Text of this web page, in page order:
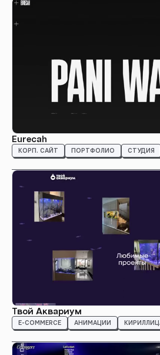
Eurecah
КОРП. САЙТ ПОРТФОЛИО СТУДИЯ
Твой Аквариум
E-COMMERCE АНИМАЦИИ